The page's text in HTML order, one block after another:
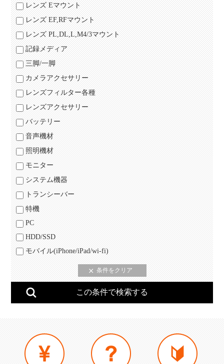
レンズ Eマウント
レンズ EF,RFマウント
レンズ PL,DL,L,M4/3マウント
記録メディア
三脚/一脚
カメラアクセサリー
レンズフィルター各種
レンズアクセサリー
バッテリー
音声機材
照明機材
モニター
システム機器
トランシーバー
特機
PC
HDD/SSD
モバイル(iPhone/iPad/wi-fi)